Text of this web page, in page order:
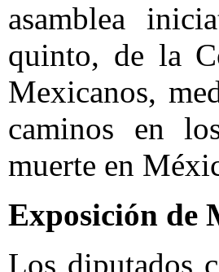
asamblea
quinto, de la
Mexicanos,
caminos en
muerte en
Exposición de
Los diputados